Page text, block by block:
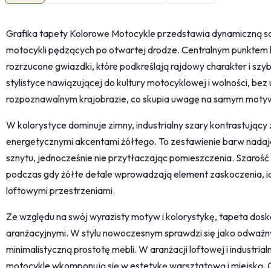
Grafika tapety Kolorowe Motocykle przedstawia dynamiczną
motocykli pędzących po otwartej drodze. Centralnym
rozrzucone gwiazdki, które podkreślają rajdowy charakter i
stylistyce nawiązującej do kultury motocyklowej i wolności,
rozpoznawalnym krajobrazie, co skupia uwagę na samym
W kolorystyce dominuje zimny, industrialny szary kontrastujący
energetycznymi akcentami żółtego. To zestawienie barw
sznytu, jednocześnie nie przytłaczając pomieszczenia.
podczas gdy żółte detale wprowadzają element zaskoczenia,
loftowymi przestrzeniami.
Ze względu na swój wyrazisty motyw i kolorystykę, tapeta
aranżacyjnymi. W stylu nowoczesnym sprawdzi się jako
minimalistyczną prostotę mebli. W aranżacji loftowej i